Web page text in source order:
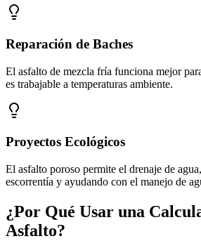
Reparación de Baches
El asfalto de mezcla fría funciona mejor
es trabajable a temperaturas ambiente.
Proyectos Ecológicos
El asfalto poroso permite el drenaje de
escorrentía y ayudando con el manejo de
¿Por Qué Usar una
Asfalto?